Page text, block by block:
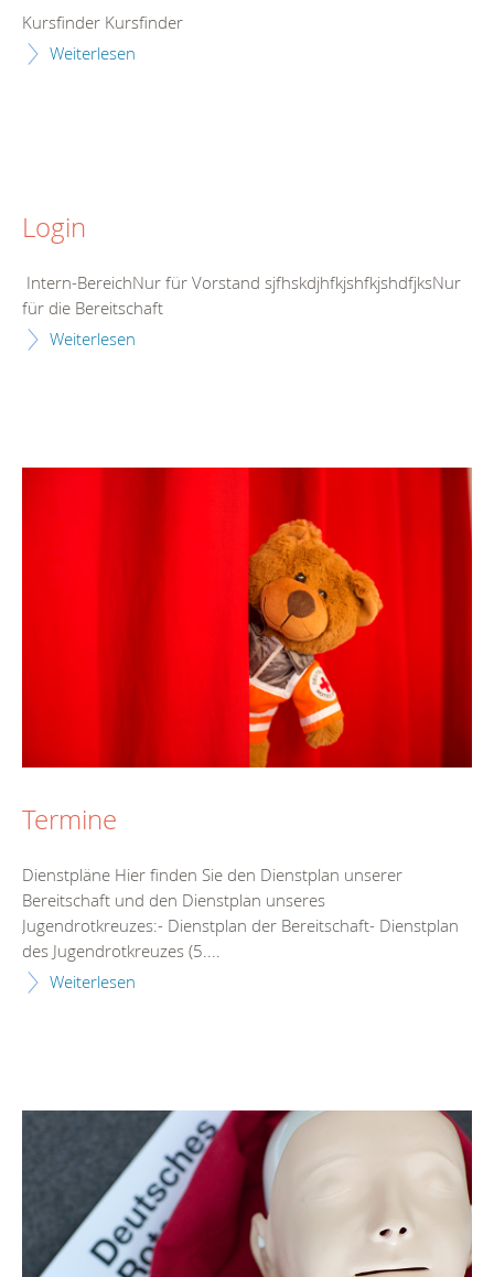
Kursfinder Kursfinder
Weiterlesen
Login
Intern-BereichNur für Vorstand sjfhskdjhfkjshfkjshdfjksNur
für die Bereitschaft
Weiterlesen
Termine
Dienstpläne Hier finden Sie den Dienstplan unserer
Bereitschaft und den Dienstplan unseres
Jugendrotkreuzes:- Dienstplan der Bereitschaft- Dienstplan
des Jugendrotkreuzes (5....
Weiterlesen